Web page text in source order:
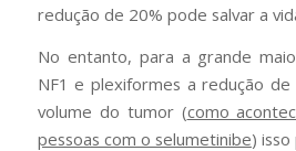
redução de 20% pode salvar a
No entanto, para a grande
NF1 e plexiformes a redução
volume do tumor (como
pessoas com o selumetinibe)